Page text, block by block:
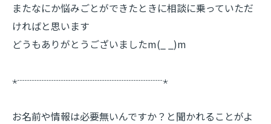
またなにか悩みごとができたときに相談に乗っていただ
ければと思います
どうもありがとうございましたm(_ _)m
⋆┈┈┈┈┈┈┈┈┈┈┈┈┈┈┈⋆
お名前や情報は必要無いんですか？と聞かれることがよ